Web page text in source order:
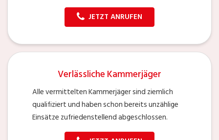
JETZT ANRUFEN
Verlässliche Kammerjäger
Alle vermittelten Kammerjäger sind ziemlich
qualifiziert und haben schon bereits unzählige
Einsätze zufriedenstellend abgeschlossen.